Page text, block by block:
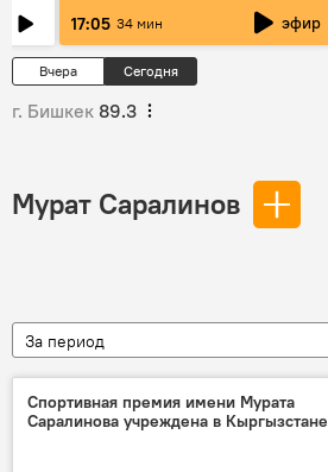
17:05 34 мин эфир
Вчера Сегодня
г. Бишкек 89.3
Мурат Саралинов
За период
Спортивная премия имени Мурата
Саралинова учреждена в Кыргызстане